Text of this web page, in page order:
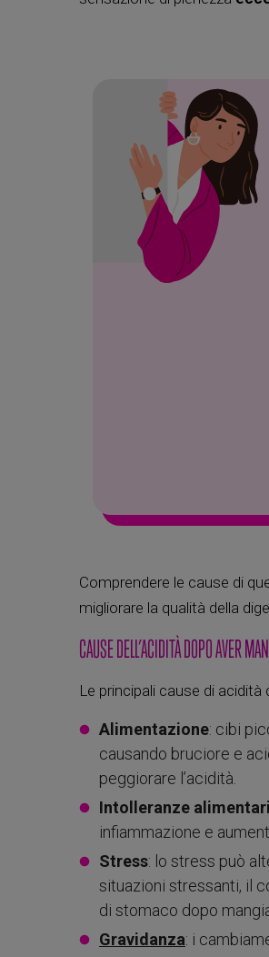
Comprendere le cause di
migliorare la qualità della
CAUSE DELL’ACIDITÀ DOPO AVER
Le principali cause di
Alimentazione: cibi
causando bruciore e
peggiorare l’acidità.
Intolleranze alimentari
infiammazione e
Stress: lo stress può
situazioni stressanti, il
di stomaco dopo
Gravidanza: i